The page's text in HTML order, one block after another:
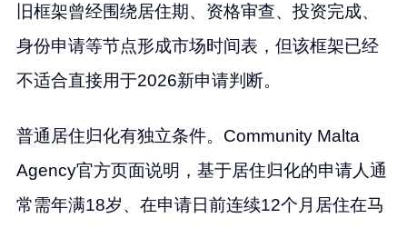
旧框架曾经围绕居住期、资格审查、投资完成、
身份申请等节点形成市场时间表，但该框架已经
不适合直接用于2026新申请判断。
普通居住归化有独立条件。Community Malta
Agency官方页面说明，基于居住归化的申请人通
常需年满18岁、在申请日前连续12个月居住在马